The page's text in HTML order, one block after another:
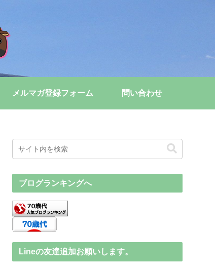
メルマガ登録フォーム 問い合わせ
ブログランキングへ
Lineの友達追加お願いします。